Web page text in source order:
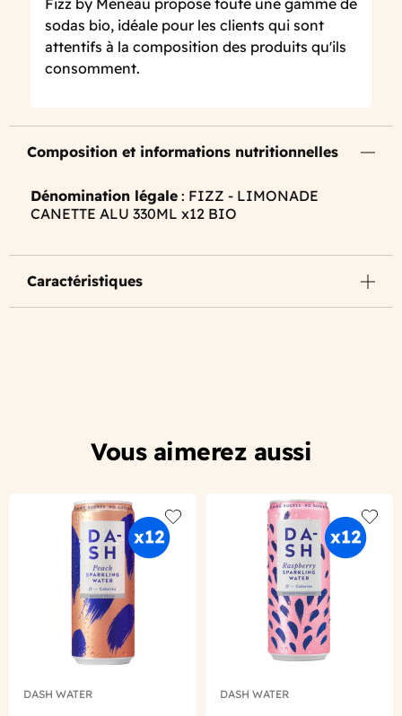
Fizz by Meneau propose toute une gamme de
sodas bio, idéale pour les clients qui sont
attentifs à la composition des produits qu'ils
consomment.
Composition et informations nutritionnelles
Dénomination légale : FIZZ - LIMONADE
CANETTE ALU 330ML x12 BIO
Caractéristiques
Vous aimerez aussi
Add to wishlist
DASH WATER
Add
DASH WATER